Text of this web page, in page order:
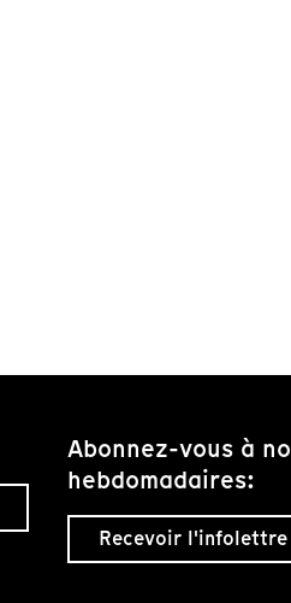
Abonnez-vous à
hebdomadaires:
Recevoir l'infolettre